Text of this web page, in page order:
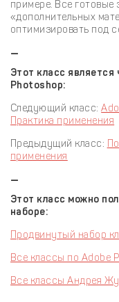
примере. Все
«дополнительных
оптимизировать под
—
Этот класс
Photoshop:
Следующий класс:
Практика применения
Предыдущий класс:
применения
—
Этот класс можно
наборе:
Продвинутый набор
Все классы по Adobe
Все классы Андрея